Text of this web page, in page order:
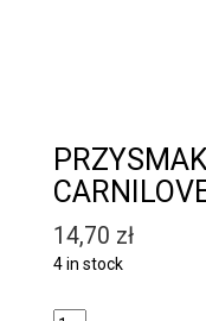
14,70 zł
4 in stock